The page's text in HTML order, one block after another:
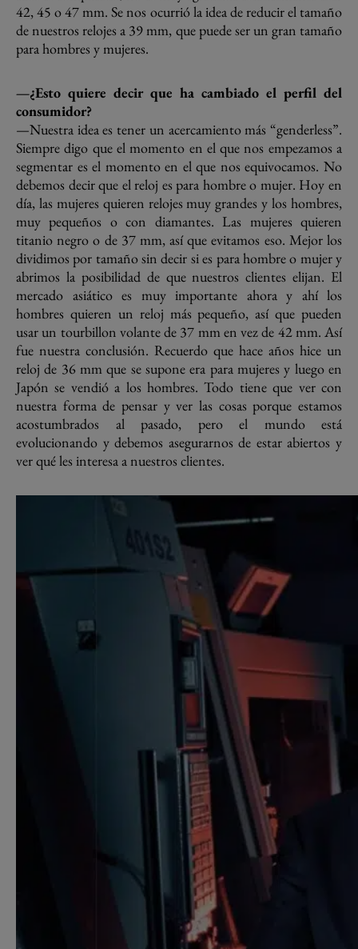
42, 45 o 47 mm. Se nos ocurrió la idea de reducir el tamaño
de nuestros relojes a 39 mm, que puede ser un gran tamaño
para hombres y mujeres.
—¿Esto quiere decir que ha cambiado el perfil del
consumidor?
—Nuestra idea es tener un acercamiento más “genderless”.
Siempre digo que el momento en el que nos empezamos a
segmentar es el momento en el que nos equivocamos. No
debemos decir que el reloj es para hombre o mujer. Hoy en
día, las mujeres quieren relojes muy grandes y los hombres,
muy pequeños o con diamantes. Las mujeres quieren
titanio negro o de 37 mm, así que evitamos eso. Mejor los
dividimos por tamaño sin decir si es para hombre o mujer y
abrimos la posibilidad de que nuestros clientes elijan. El
mercado asiático es muy importante ahora y ahí los
hombres quieren un reloj más pequeño, así que pueden
usar un tourbillon volante de 37 mm en vez de 42 mm. Así
fue nuestra conclusión. Recuerdo que hace años hice un
reloj de 36 mm que se supone era para mujeres y luego en
Japón se vendió a los hombres. Todo tiene que ver con
nuestra forma de pensar y ver las cosas porque estamos
acostumbrados al pasado, pero el mundo está
evolucionando y debemos asegurarnos de estar abiertos y
ver qué les interesa a nuestros clientes.